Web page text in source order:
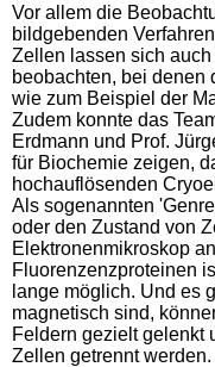
Vor allem die
bildgebenden
Zellen lassen sich
beobachten, bei denen
wie zum Beispiel der
Zudem konnte das
Erdmann und Prof.
für Biochemie zeigen,
hochauflösenden
Als sogenannten
oder den Zustand von
Elektronenmikroskop
Fluorenzenzproteinen
lange möglich. Und es
magnetisch sind,
Feldern gezielt gelenkt
Zellen getrennt werden.